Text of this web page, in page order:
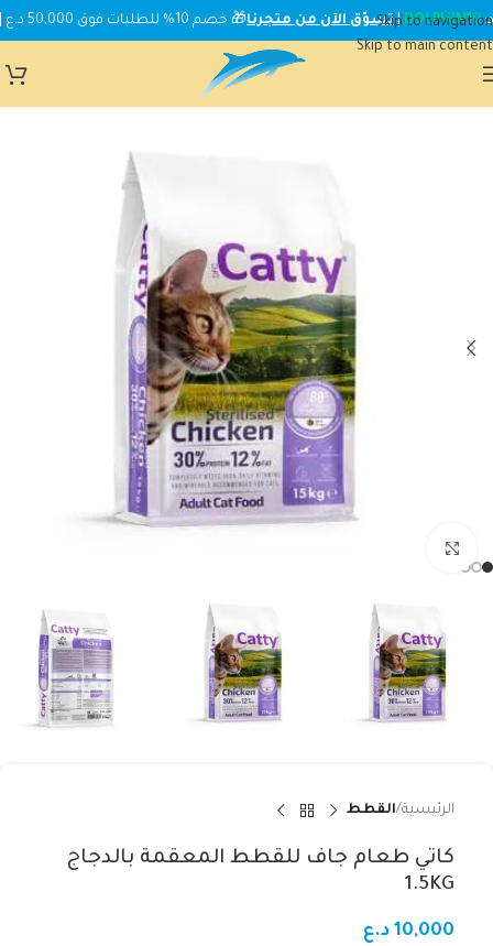
Skip to navigation
Skip to main content
DOLPHIN10
|تسوّق الآن من متجرنا🎁 خصم 10% للطلبات فوق 50,000 د.ع | استخدم الكود:
الرئيسية القطط
كاتي طعام جاف للقطط المعقمة بالدجاج
1.5KG
10,000 د.ع